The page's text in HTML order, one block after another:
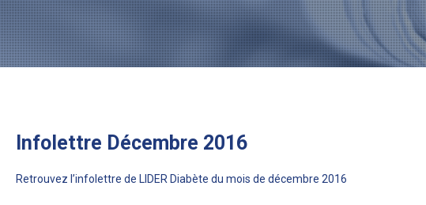
Infolettre Décembre 2016
Retrouvez l’infolettre de LIDER Diabète du mois de décembre 2016